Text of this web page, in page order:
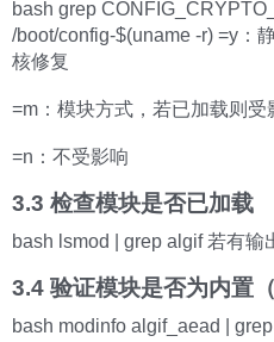
bash grep
/boot/config-$(uname -r) =y：
核修复
=m：模块方式，若已加载则
=n：不受影响
3.3 检查模块是否已加载
bash lsmod | grep algif 若有输
3.4 验证模块是否为内置
bash modinfo algif_aead |